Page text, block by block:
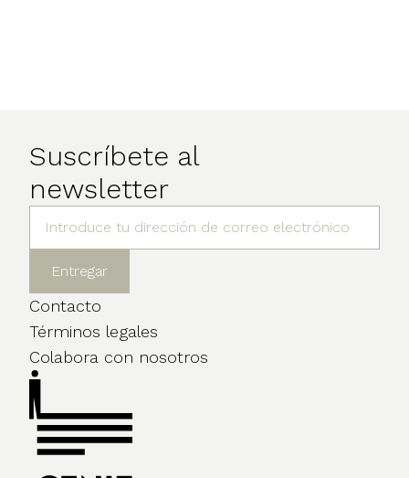
Suscríbete al
newsletter
Contacto
Términos legales
Colabora con nosotros